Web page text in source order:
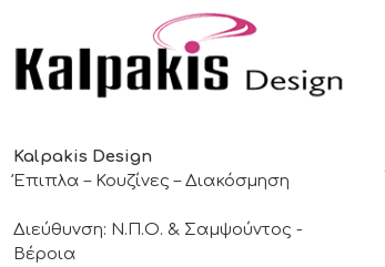
Kalpakis Design
Έπιπλα – Κουζίνες – Διακόσμηση
Διεύθυνση: Ν.Π.Ο. & Σαμψούντος -
Βέροια